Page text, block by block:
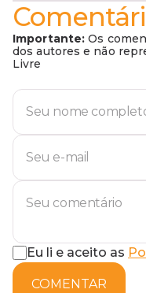
Importante: Os
dos autores e não
Livre
Eu li e aceito as
COMENTAR